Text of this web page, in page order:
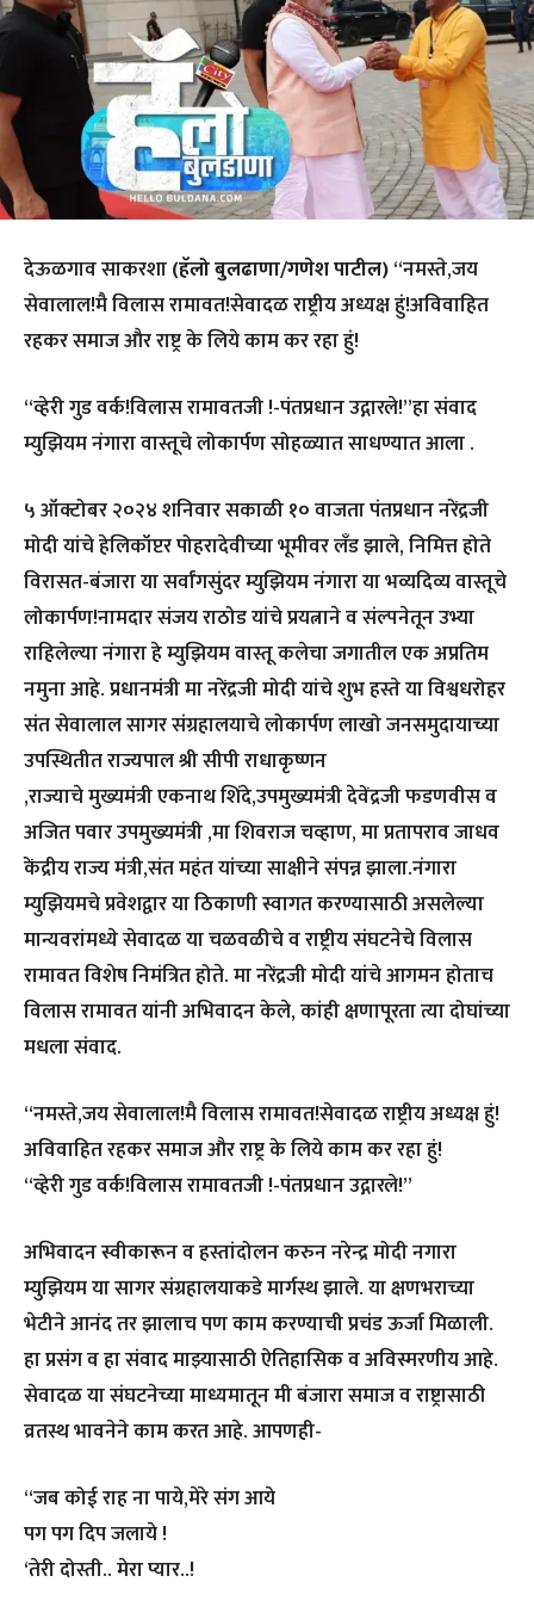
देऊळगाव साकरशा(हॅलो बुलढाणा/गणेश पाटील)“नमस्ते,जय
सेवालाल!मै विलास रामावत!सेवादळ राष्ट्रीय अध्यक्ष हुं!अविवाहित
रहकर समाज और राष्ट्र के लिये काम कर रहा हुं!
“व्हेरी गुड वर्क!विलास रामावतजी !-पंतप्रधान उद्गारले!”हा संवाद
म्युझियम नंगारा वास्तूचे लोकार्पण सोहळ्यात साधण्यात आला .
५ ऑक्टोबर २०२४ शनिवार सकाळी १० वाजता पंतप्रधान नरेंद्रजी
मोदी यांचे हेलिकॉप्टर पोहरादेवीच्या भूमीवर लँड झाले, निमित्त होते
विरासत-बंजारा या सर्वांगसुंदर म्युझियम नंगारा या भव्यदिव्य वास्तूचे
लोकार्पण!नामदार संजय राठोड यांचे प्रयत्नाने व संल्पनेतून उभ्या
राहिलेल्या नंगारा हे म्युझियम वास्तू कलेचा जगातील एक अप्रतिम
नमुना आहे. प्रधानमंत्री मा नरेंद्रजी मोदी यांचे शुभ हस्ते या विश्वधरोहर
संत सेवालाल सागर संग्रहालयाचे लोकार्पण लाखो जनसमुदायाच्या
उपस्थितीत राज्यपाल श्री सीपी राधाकृष्णन
,राज्याचे मुख्यमंत्री एकनाथ शिंदे,उपमुख्यमंत्री देवेंद्रजी फडणवीस व
अजित पवार उपमुख्यमंत्री ,मा शिवराज चव्हाण, मा प्रतापराव जाधव
केंद्रीय राज्य मंत्री,संत महंत यांच्या साक्षीने संपन्न झाला.नंगारा
म्युझियमचे प्रवेशद्वार या ठिकाणी स्वागत करण्यासाठी असलेल्या
मान्यवरांमध्ये सेवादळ या चळवळीचे व राष्ट्रीय संघटनेचे विलास
रामावत विशेष निमंत्रित होते. मा नरेंद्रजी मोदी यांचे आगमन होताच
विलास रामावत यांनी अभिवादन केले, कांही क्षणापूरता त्या दोघांच्या
मधला संवाद.
“नमस्ते,जय सेवालाल!मै विलास रामावत!सेवादळ राष्ट्रीय अध्यक्ष हुं!
अविवाहित रहकर समाज और राष्ट्र के लिये काम कर रहा हुं!
“व्हेरी गुड वर्क!विलास रामावतजी !-पंतप्रधान उद्गारले!”
अभिवादन स्वीकारून व हस्तांदोलन करुन नरेन्द्र मोदी नगारा
म्युझियम या सागर संग्रहालयाकडे मार्गस्थ झाले. या क्षणभराच्या
भेटीने आनंद तर झालाच पण काम करण्याची प्रचंड ऊर्जा मिळाली.
हा प्रसंग व हा संवाद माझ्यासाठी ऐतिहासिक व अविस्मरणीय आहे.
सेवादळ या संघटनेच्या माध्यमातून मी बंजारा समाज व राष्ट्रासाठी
व्रतस्थ भावनेने काम करत आहे. आपणही-
“जब कोई राह ना पाये,मेरे संग आये
पग पग दिप जलाये !
‘तेरी दोस्ती.. मेरा प्यार..!